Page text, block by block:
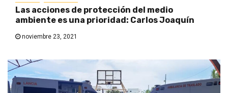
Las acciones de protección del medio
ambiente es una prioridad: Carlos Joaquín
noviembre 23, 2021